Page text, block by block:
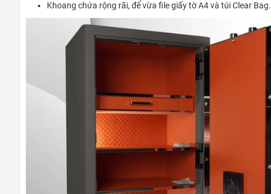
Khoang chứa rộng rãi, để vừa file giấy tờ A4 và túi Clear Bag.